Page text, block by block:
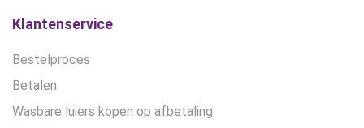
Klantenservice
Bestelproces
Betalen
Wasbare luiers kopen op afbetaling